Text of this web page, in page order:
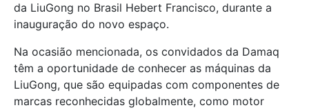
da LiuGong no Brasil Hebert Francisco, durante a
inauguração do novo espaço.
Na ocasião mencionada, os convidados da Damaq
têm a oportunidade de conhecer as máquinas da
LiuGong, que são equipadas com componentes de
marcas reconhecidas globalmente, como motor